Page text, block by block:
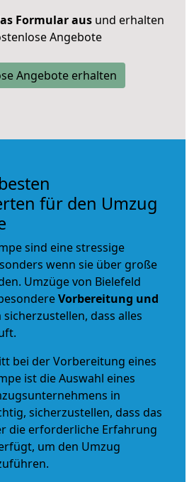
Formular ausund erhalten
Angebote
Angebote erhalten
für den Umzug
sind eine stressige
wenn sie über große
Umzüge von Bielefeld
Vorbereitung und
sicherzustellen, dass alles
bei der Vorbereitung eines
ist die Auswahl eines
in
sicherzustellen, dass das
die erforderliche Erfahrung
um den Umzug